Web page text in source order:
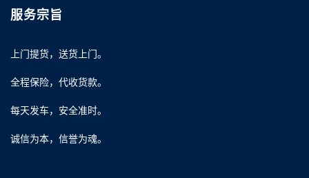
服务宗旨
上门提货，送货上门。
全程保险，代收货款。
每天发车，安全准时。
诚信为本，信誉为魂。